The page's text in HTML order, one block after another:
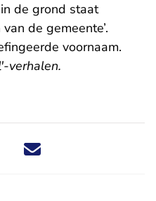
de grond staat
de gemeente’.
voornaam.
verhalen.
dit nieuwsbericht via X -
Deel dit nieuwsbericht via
Deel dit nieuwsbericht
Deel dit